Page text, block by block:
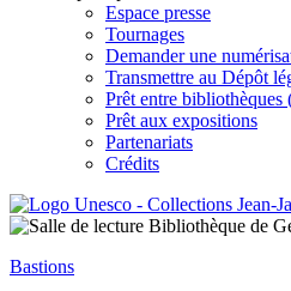
Espace presse
Tournages
Demander une
Transmettre au Dépôt
Prêt entre bibliothèques
Prêt aux expositions
Partenariats
Crédits
Bastions